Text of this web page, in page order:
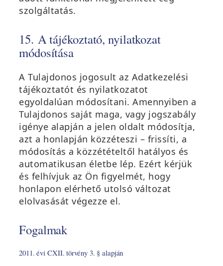
szolgáltatás.
15. A tájékoztató, nyilatkozat
módosítása
A Tulajdonos jogosult az Adatkezelési
tájékoztatót és nyilatkozatot
egyoldalúan módosítani. Amennyiben a
Tulajdonos saját maga, vagy jogszabály
igénye alapján a jelen oldalt módosítja,
azt a honlapján közzéteszi – frissíti, a
módosítás a közzétételtől hatályos és
automatikusan életbe lép. Ezért kérjük
és felhívjuk az Ön figyelmét, hogy
honlapon elérhető utolsó változat
elolvasását végezze el.
Fogalmak
2011. évi CXII. törvény 3. § alapján